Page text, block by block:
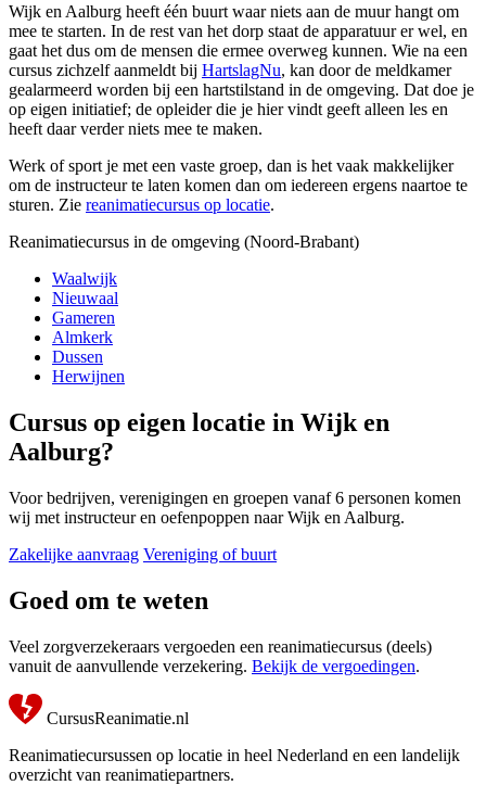
Wijk en Aalburg heeft één buurt waar niets aan de muur hangt om
mee te starten. In de rest van het dorp staat de apparatuur er wel, en
gaat het dus om de mensen die ermee overweg kunnen. Wie na een
cursus zichzelf aanmeldt bij HartslagNu, kan door de meldkamer
gealarmeerd worden bij een hartstilstand in de omgeving. Dat doe je
op eigen initiatief; de opleider die je hier vindt geeft alleen les en
heeft daar verder niets mee te maken.
Werk of sport je met een vaste groep, dan is het vaak makkelijker
om de instructeur te laten komen dan om iedereen ergens naartoe te
sturen. Zie reanimatiecursus op locatie.
Reanimatiecursus in de omgeving (Noord-Brabant)
Waalwijk
Nieuwaal
Gameren
Almkerk
Dussen
Herwijnen
Cursus op eigen locatie in Wijk en
Aalburg?
Voor bedrijven, verenigingen en groepen vanaf 6 personen komen
wij met instructeur en oefenpoppen naar Wijk en Aalburg.
Zakelijke aanvraag Vereniging of buurt
Goed om te weten
Veel zorgverzekeraars vergoeden een reanimatiecursus (deels)
vanuit de aanvullende verzekering. Bekijk de vergoedingen.
CursusReanimatie.nl
Reanimatiecursussen op locatie in heel Nederland en een landelijk
overzicht van reanimatiepartners.